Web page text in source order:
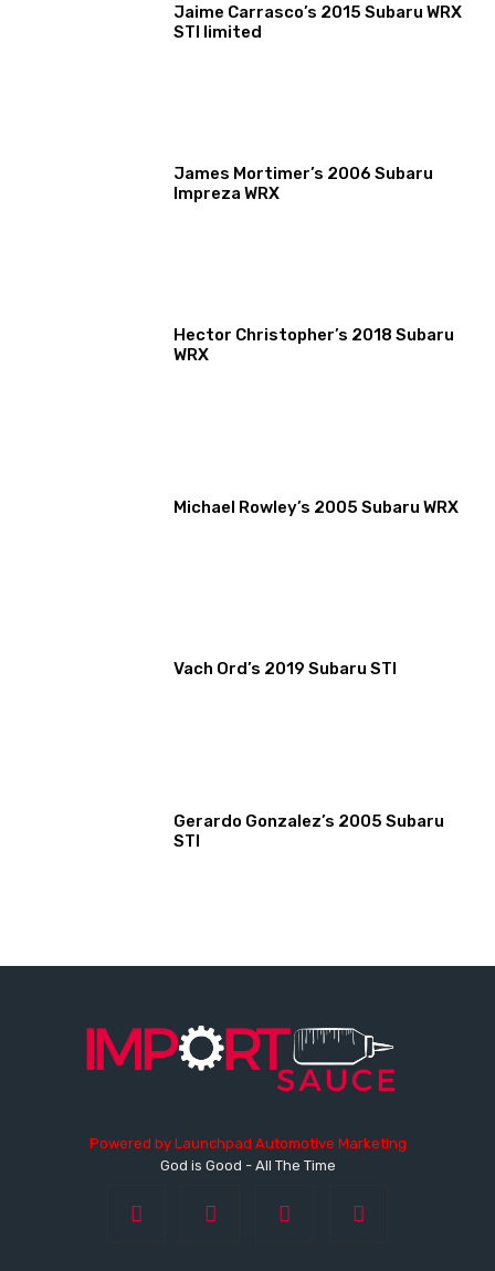
Jaime Carrasco’s 2015 Subaru WRX
STI limited
James Mortimer’s 2006 Subaru
Impreza WRX
Hector Christopher’s 2018 Subaru
WRX
Michael Rowley’s 2005 Subaru WRX
Vach Ord’s 2019 Subaru STI
Gerardo Gonzalez’s 2005 Subaru
STI
Powered by Launchpad Automotive Marketing
God is Good - All The Time